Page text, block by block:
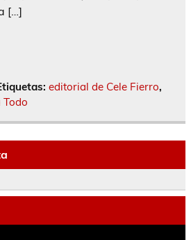
[…]
editorial de Cele Fierro,